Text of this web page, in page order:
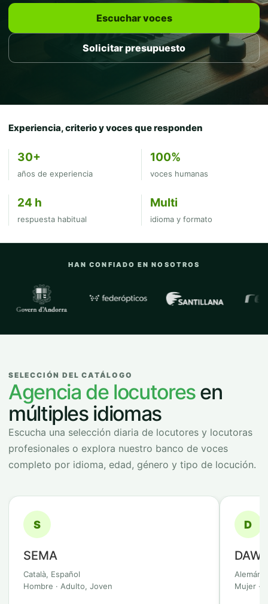
Escuchar voces
Solicitar presupuesto
Experiencia, criterio y voces que responden
30+
años de experiencia
100%
voces humanas
24 h
respuesta habitual
Multi
idioma y formato
HAN CONFIADO EN NOSOTROS
Empresas y organizaciones con las
SELECCIÓN DEL CATÁLOGO
Agencia de locutoresen
múltiples idiomas
Escucha una selección diaria de locutores y locutoras
profesionales o explora nuestro banco de voces
completo por idioma, edad, género y tipo de locución.
S
SEMA
Català, Español
Hombre · Adulto, Joven
D
DAWI
Alemán
Mujer ·